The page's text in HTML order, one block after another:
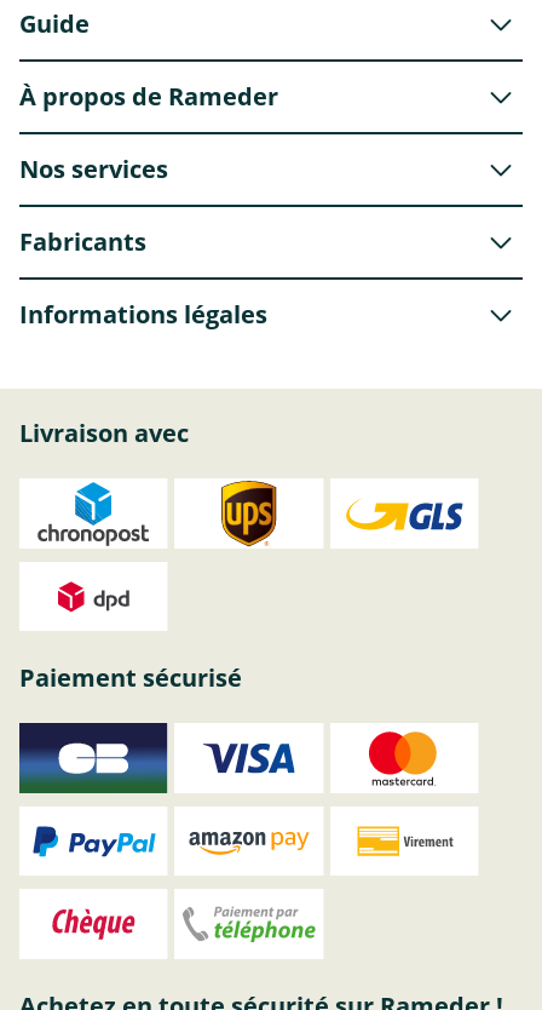
Guide
À propos de Rameder
Nos services
Fabricants
Informations légales
Livraison avec
Paiement sécurisé